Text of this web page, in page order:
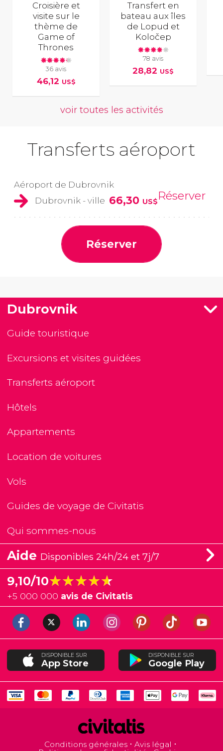
Croisière et
visite sur le
thème de
Game of
Thrones
36 avis
46,12 US$
Transfert en
bateau aux îles
de Lopud et
Koločep
78 avis
28,82 US$
voir toutes les activités
Transferts aéroport
Aéroport de Dubrovnik
Dubrovnik - ville 66,30 US$Réserver
Réserver
Dubrovnik
Guide touristique
Excursions et visites guidées
Transferts aéroport
Hôtels
Appartements
Location de voitures
Vols
Guides de voyage de Civitatis
Qui sommes-nous
Aide Disponibles 24h/24 et 7j/7
9,10/10★★★★★
★★★★★
+5 000 000 avis de Civitatis
DISPONIBLE SUR
App Store
DISPONIBLE SUR
Google Play
Conditions générales
Avis légal